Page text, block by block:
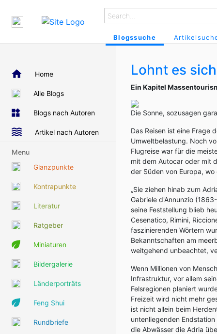
Blogssuche
Home
Alle Blogs
Blogs nach Autoren
Artikel nach Autoren
Menu
Glanzpunkte
Kontrapunkte
Literatur
Ratgeber
Miniaturen
Bildergalerie
Länderporträts
Feng Shui
Rundbriefe
Lohnt es
Ein Kapitel
Die Sonne, sozusagen
Das Reisen ist eine Frage
Umweltbelastung. Noch
Flugreise war für die
mit dem Autocar oder mit
der Süden von Europa,
„Sie ziehen hinab zum
Gabriele d'Annunzio
seine Feststellung blieb
Cesenatico, Rimini,
faszinierenden Wörtern
Bekanntschaften am
weitgehend unbeachtet,
Wenn Millionen von
Infrastruktur, vor allem
Felsregionen planiert
Freizeit wird nicht mehr
ist nicht allein beim
untenliegenden
die Abwässer die Adria